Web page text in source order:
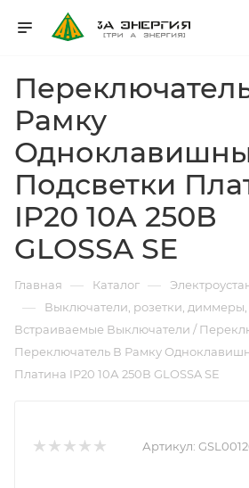
Рамку
Подсветки
IP20 10А 250В
GLOSSA SE
Главная — Каталог —
— Выключатели, розетки, диммеры,
Встраиваемые Выключатели /
Переключатель В Рамку
Платина IP20 10А 250В GLOSSA SE
Артикул: